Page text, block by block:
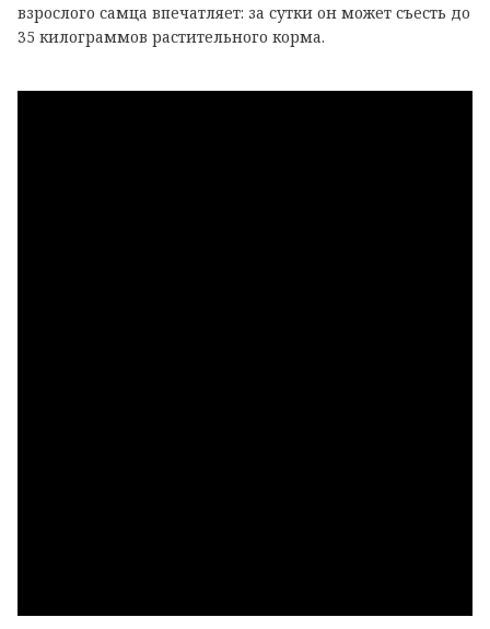
взрослого самца впечатляет: за сутки он может съесть до
35 килограммов растительного корма.